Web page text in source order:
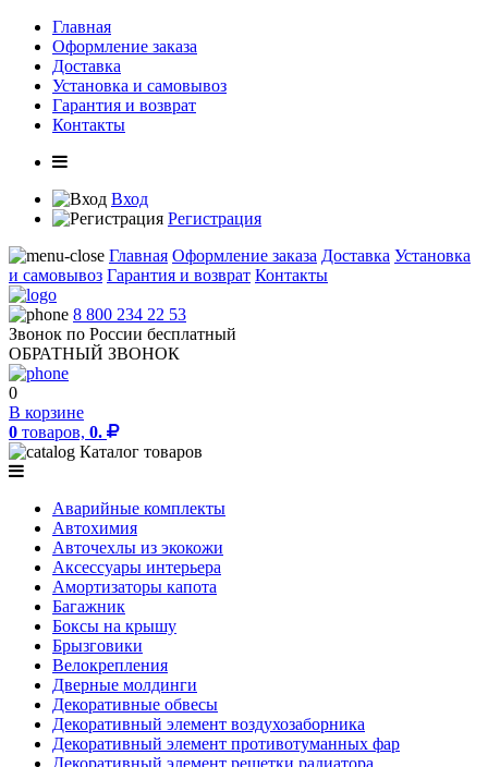
Главная
Оформление заказа
Доставка
Установка и самовывоз
Гарантия и возврат
Контакты
Вход
Регистрация
Главная Оформление заказа Доставка Установка
и самовывоз Гарантия и возврат Контакты
8 800 234 22 53
Звонок по России бесплатный
ОБРАТНЫЙ ЗВОНОК
0
В корзине
0 товаров, 0.
Каталог товаров
Аварийные комплекты
Автохимия
Авточехлы из экокожи
Аксессуары интерьера
Амортизаторы капота
Багажник
Боксы на крышу
Брызговики
Велокрепления
Дверные молдинги
Декоративные обвесы
Декоративный элемент воздухозаборника
Декоративный элемент противотуманных фар
Декоративный элемент решетки радиатора